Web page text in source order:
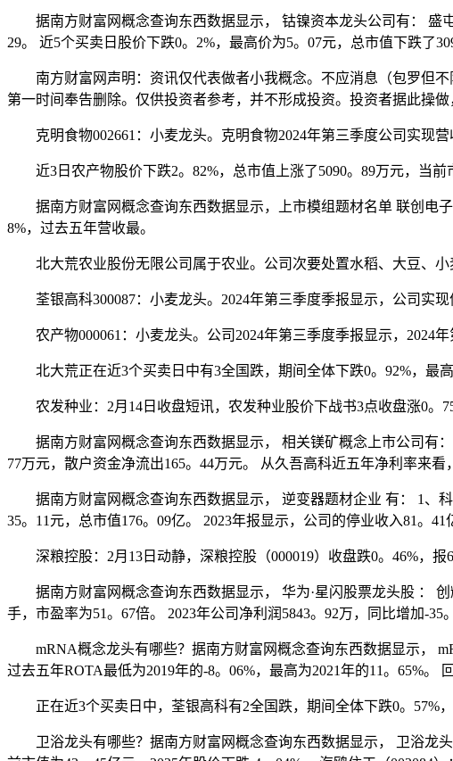
据南方财富网概念查询东西数据显示， 钴镍资本龙头公司有： 盛屯
29。 近5个买卖日股价下跌0。2%，最高价为5。07元，总市值下跌了
南方财富网声明：资讯仅代表做者小我概念。不应消息（包罗但不
第一时间奉告删除。仅供投资者参考，并不形成投资。投资者据此操做
克明食物002661：小麦龙头。克明食物2024年第三季度公司实现营
近3日农产物股价下跌2。82%，总市值上涨了5090。89万元，当前
据南方财富网概念查询东西数据显示，上市模组题材名单 联创电子
8%，过去五年营收最。
北大荒农业股份无限公司属于农业。公司次要处置水稻、大豆、小
荃银高科300087：小麦龙头。2024年第三季度季报显示，公司实现
农产物000061：小麦龙头。公司2024年第三季度季报显示，2024年
北大荒正在近3个买卖日中有3全国跌，期间全体下跌0。92%，最高
农发种业：2月14日收盘短讯，农发种业股价下战书3点收盘涨0。
据南方财富网概念查询东西数据显示， 相关镁矿概念上市公司有：
77万元，散户资金净流出165。44万元。 从久吾高科近五年净利率来看
据南方财富网概念查询东西数据显示， 逆变器题材企业 有： 1、科
35。11元，总市值176。09亿。 2023年报显示，公司的停业收入81。41
深粮控股：2月13日动静，深粮控股（000019）收盘跌0。46%，报6
据南方财富网概念查询东西数据显示， 华为·星闪股票龙头股 ： 创
手，市盈率为51。67倍。 2023年公司净利润5843。92万，同比增加-35
mRNA概念龙头有哪些？据南方财富网概念查询东西数据显示，
过去五年ROTA最低为2019年的-8。06%，最高为2021年的11。65%。
正在近3个买卖日中，荃银高科有2全国跌，期间全体下跌0。57%，
卫浴龙头有哪些？据南方财富网概念查询东西数据显示， 卫浴龙头